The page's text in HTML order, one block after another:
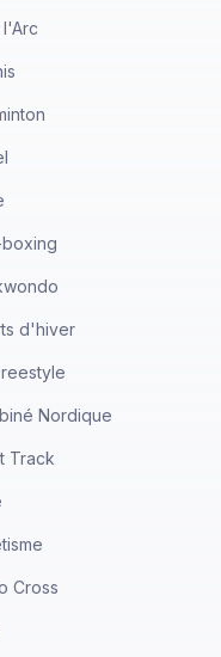
l'Arc
d'hiver
Nordique
Track
Cross